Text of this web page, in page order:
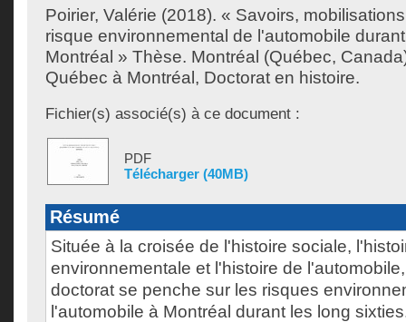
Poirier, Valérie (2018). « Savoirs,
risque environnemental de l'automobile
Montréal » Thèse. Montréal (Québec,
Québec à Montréal, Doctorat en histoire.
Fichier(s) associé(s) à ce document :
PDF
Télécharger (40MB)
Résumé
Située à la croisée de l'histoire sociale,
environnementale et l'histoire de
doctorat se penche sur les risques
l'automobile à Montréal durant les long